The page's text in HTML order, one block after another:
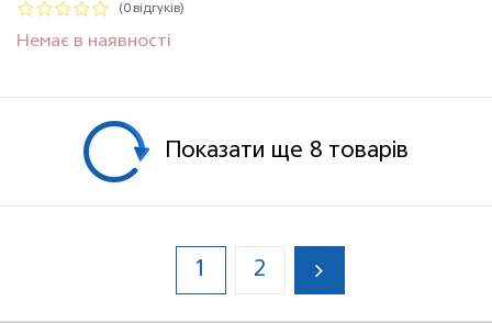
(0 відгуків)
Немає в наявності
Показати ще 8 товарiв
1 2